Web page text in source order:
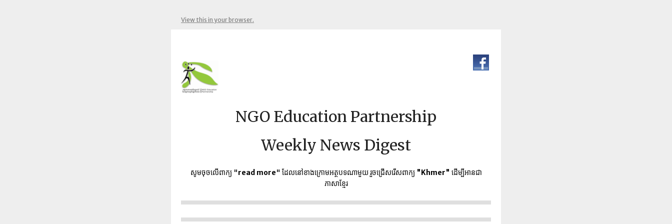
View this in your browser.
NGO Education Partnership
Weekly News Digest
សូមចុចលើពាក្យ "read more" ដែលនៅខាងក្រោមអត្ថបទណាមួយ​ រួចជ្រើសរើសពាក្យ "Khmer" ដើម្បីអានជា
ភាសាខ្មែរ